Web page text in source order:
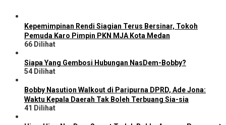
Kepemimpinan Rendi Siagian Terus Bersinar, Tokoh
Pemuda Karo Pimpin PKN MJA Kota Medan
66 Dilihat
Siapa Yang Gembosi Hubungan NasDem-Bobby?
54 Dilihat
Bobby Nasution Walkout di Paripurna DPRD, Ade Jona:
Waktu Kepala Daerah Tak Boleh Terbuang Sia-sia
41 Dilihat